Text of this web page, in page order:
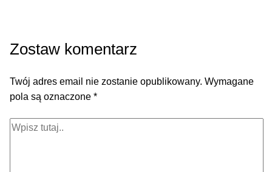
Zostaw komentarz
Twój adres email nie zostanie opublikowany. Wymagane
pola są oznaczone*
Wpisz